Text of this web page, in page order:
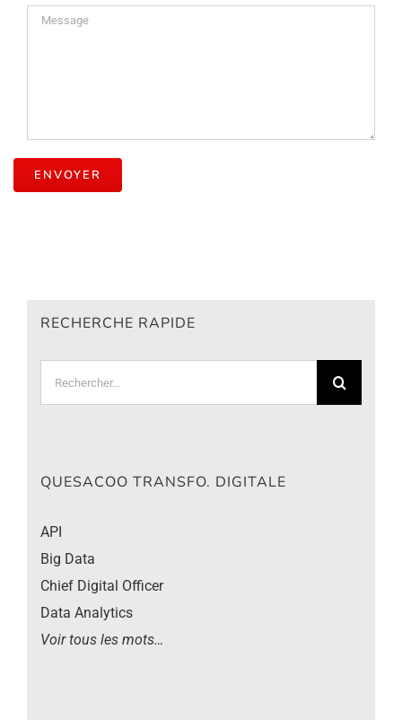
RECHERCHE RAPIDE
QUESACOO TRANSFO. DIGITALE
API
Big Data
Chief Digital Officer
Data Analytics
Voir tous les mots…